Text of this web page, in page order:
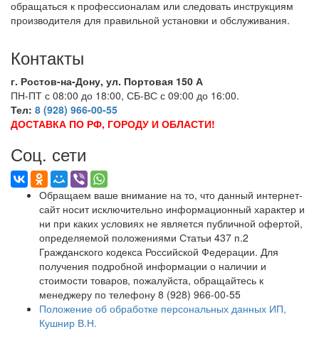
обращаться к профессионалам или следовать инструкциям
производителя для правильной установки и обслуживания.
Контакты
г. Ростов-на-Дону, ул. Портовая 150 А
ПН-ПТ с 08:00 до 18:00, СБ-ВС с 09:00 до 16:00.
Тел: 8 (928) 966-00-55
ДОСТАВКА ПО РФ, ГОРОДУ И ОБЛАСТИ!
Соц. сети
Обращаем ваше внимание на то, что данный интернет-
сайт носит исключительно информационный характер и
ни при каких условиях не является публичной офертой,
определяемой положениями Статьи 437 п.2
Гражданского кодекса Российской Федерации. Для
получения подробной информации о наличии и
стоимости товаров, пожалуйста, обращайтесь к
менеджеру по телефону 8 (928) 966-00-55
Положение об обработке персональных данных ИП,
Кушнир В.Н.